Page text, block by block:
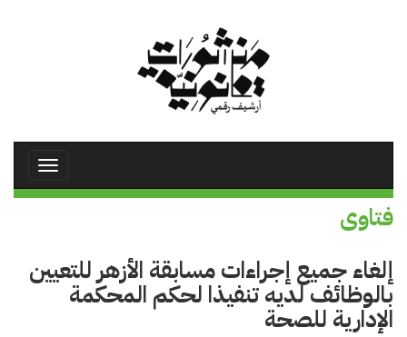
Toggle
فتاوى
إلغاء جميع إجراءات مسابقة الأزهر للتعيين
بالوظائف لديه تنفيذا لحكم المحكمة
الإدارية للصحة